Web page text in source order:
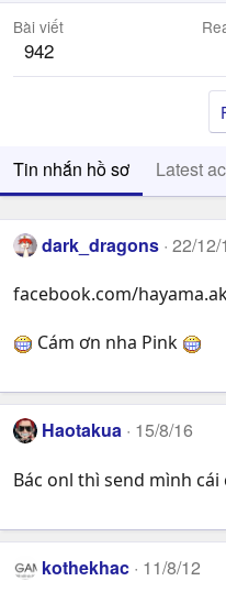
Bài viết
942
Tin nhắn hồ sơ Latest
dark_dragons 22/12/
facebook.com/
Cám ơn nha Pink
Haotakua 15/8/16
Bác onl thì send mình
kothekhac 11/8/12